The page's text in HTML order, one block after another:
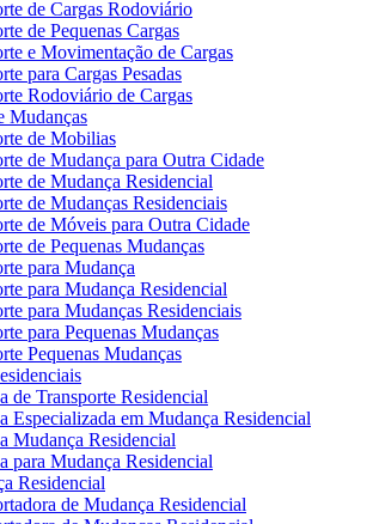
de Cargas Rodoviário
de Pequenas Cargas
e Movimentação de Cargas
para Cargas Pesadas
Rodoviário de Cargas
Mudanças
de Mobilias
de Mudança para Outra Cidade
de Mudança Residencial
de Mudanças Residenciais
de Móveis para Outra Cidade
de Pequenas Mudanças
para Mudança
para Mudança Residencial
para Mudanças Residenciais
para Pequenas Mudanças
Pequenas Mudanças
de Transporte Residencial
Especializada em Mudança Residencial
Mudança Residencial
para Mudança Residencial
Residencial
de Mudança Residencial